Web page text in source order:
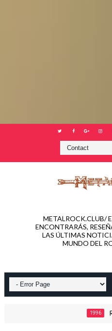
METALROCK.CLUB/
ENCONTRARÁS,
LAS ÚLTIMAS
MUNDO DEL